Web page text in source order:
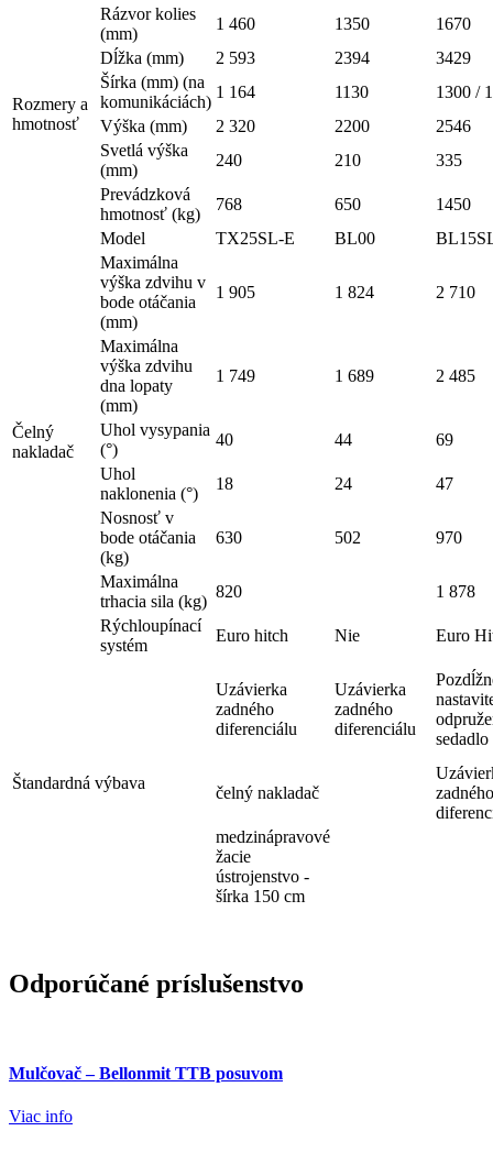
Rozmery a
hmotnosť
Rázvor kolies
(mm)
1 460 1350
1670
Dĺžka (mm)
2 593 2394
3429
Šírka (mm) (na
komunikáciách)
1 164 1130
1300 /
Výška (mm)
2 320 2200
2546
Svetlá výška
(mm)
240 210
335
Prevádzková
hmotnosť (kg)
768 650 1450
Čelný
nakladač
Model TX25SL-E BL00
Maximálna
výška zdvihu v
bode otáčania
(mm)
1 905 1 824 2 710
Maximálna
výška zdvihu
dna lopaty
(mm)
1 749 1 689 2 485
Uhol vysypania
(°)
40 44
69
Uhol
naklonenia (°)
18 24
47
Nosnosť v
bode otáčania
(kg)
630 502 970
Maximálna
trhacia sila (kg)
820
1 878
Rýchloupínací
systém
Euro hitch Nie Euro
Štandardná výbava
Uzávierka
zadného
diferenciálu
Uzávierka
zadného
diferenciálu
sedadlo
čelný nakladač
zadného
medzinápravové
žacie
ústrojenstvo -
šírka 150 cm
Odporúčané príslušenstvo
Mulčovač – Bellonmit TTB posuvom
Viac info